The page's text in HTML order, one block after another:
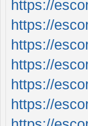
https://
https://
https://
https://
https://
https://